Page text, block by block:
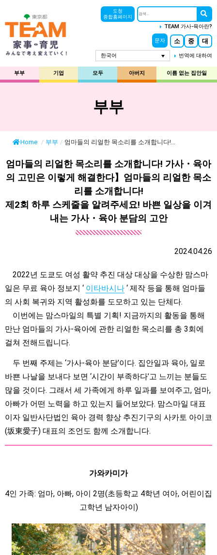
도청
종합홈페이지
TEAM 가사-육아란?
문자 소 중 대
한국어 번역에 대하여
부부 기업 모두 아버지 이름 없는 집안일
부부
Home / 부부 / 엄마들의 리얼한 목소리를 소개합니다!...
엄마들의 리얼한 목소리를 소개합니다! 가사・육아
의 고민은 이렇게 해결한다】엄마들의 리얼한 목소
리를 소개합니다!
제2회 하루 스케줄을 알려주세요! 바쁜 일상을 이겨
내는 가사・육아 분담의 고안
2024.04.26
2022년 도쿄도 여성 활약 추진 대상 대상을 수상한 맘스마
일은 무료 육아 정보지 ‘ 이타바시나 ‘ 제작 등을 통해 엄마들
의 사회 복귀와 지역 활성화를 도모하고 있는 단체다.
이번에는 맘스마일의 특별 기획! 지금까지의 활동을 통해
만난 엄마들의 가사-육아에 관한 리얼한 목소리를 총 3회에
걸쳐 전해드립니다.
두 번째 주제는 ‘가사-육아 분담’이다. 집안일과 육아, 일로
바쁜 나날을 보내다 보면 ‘시간이 부족하다’고 느끼는 분들도
많을 것이다. 그래서 세 가족에게 하루 일과를 보여주고, 엄마,
아빠가 어떤 노력을 하고 있는지 들어보았다. 맘스마일 대표
이자 일반사단법인 육아 경력 향상 추진기구의 사카토 아이코
(坂東愛子) 대표의 조언도 함께 소개합니다.
가와카미가
4인 가족: 엄마, 아빠, 아이 2명(초등학교 4학년 여아, 어린이집
고학년 남자아이)